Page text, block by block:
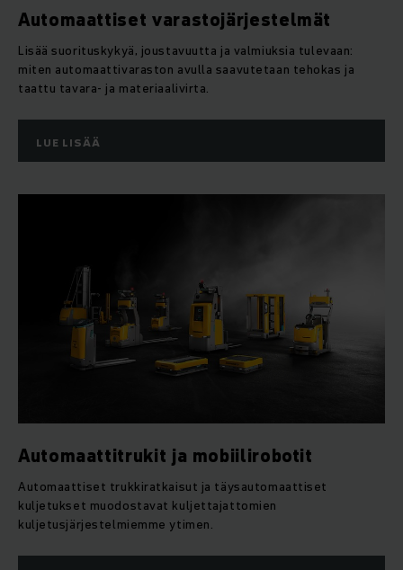
Automaattiset varastojärjestelmät
Lisää suorituskykyä, joustavuutta ja valmiuksia tulevaan:
miten automaattivaraston avulla saavutetaan tehokas ja
taattu tavara- ja materiaalivirta.
LUE LISÄÄ
Automaattitrukit ja mobiilirobotit
Automaattiset trukkiratkaisut ja täysautomaattiset
kuljetukset muodostavat kuljettajattomien
kuljetusjärjestelmiemme ytimen.